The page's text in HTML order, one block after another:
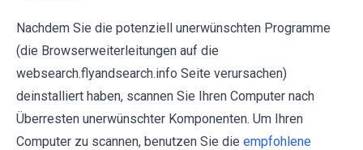
Nachdem Sie die potenziell unerwünschten Programme
(die Browserweiterleitungen auf die
websearch.flyandsearch.info Seite verursachen)
deinstalliert haben, scannen Sie Ihren Computer nach
Überresten unerwünschter Komponenten. Um Ihren
Computer zu scannen, benutzen Sie die empfohlene